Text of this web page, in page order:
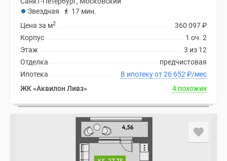
Звездная
17 мин.
360 097₽
Цена за м2
1 оч. 2
Корпус
3 из 12
Этаж
предчистовая
Отделка
В ипотеку от 26 652 ₽/мес
Ипотека
ЖК «Аквилон Ливз»
4 похожих